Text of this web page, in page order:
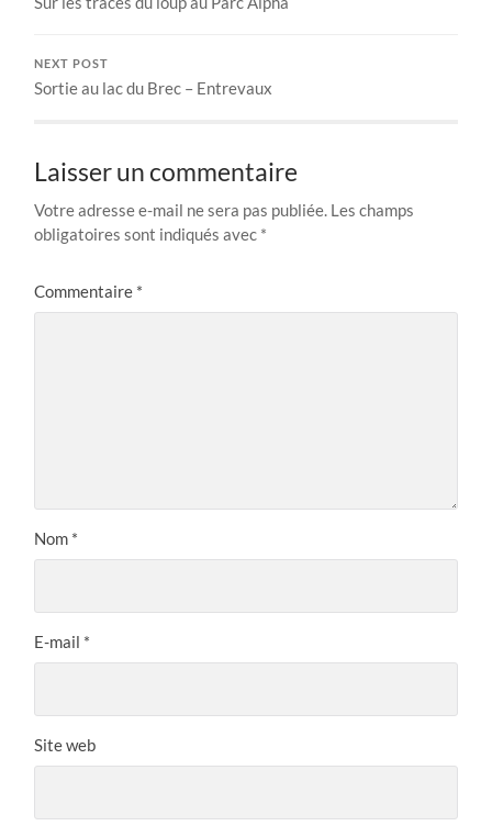
NEXT POST
Sortie au lac du Brec – Entrevaux
Laisser un commentaire
Votre adresse e-mail ne sera pas publiée. Les champs
obligatoires sont indiqués avec *
Commentaire *
Nom *
E-mail *
Site web